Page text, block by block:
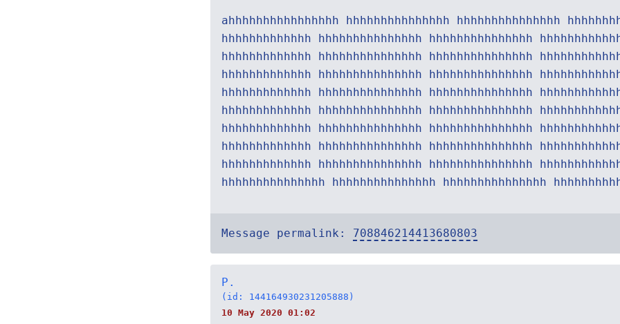
ahhhhhhhhhhhhhhhh hhhhhhhhhhhhhhh hhhhhhhhhhhhhhh
hhhhhhhhhhhhh hhhhhhhhhhhhhhh hhhhhhhhhhhhhhh
hhhhhhhhhhhhh hhhhhhhhhhhhhhh hhhhhhhhhhhhhhh
hhhhhhhhhhhhh hhhhhhhhhhhhhhh hhhhhhhhhhhhhhh
hhhhhhhhhhhhh hhhhhhhhhhhhhhh hhhhhhhhhhhhhhh
hhhhhhhhhhhhh hhhhhhhhhhhhhhh hhhhhhhhhhhhhhh
hhhhhhhhhhhhh hhhhhhhhhhhhhhh hhhhhhhhhhhhhhh
hhhhhhhhhhhhh hhhhhhhhhhhhhhh hhhhhhhhhhhhhhh
hhhhhhhhhhhhh hhhhhhhhhhhhhhh hhhhhhhhhhhhhhh
hhhhhhhhhhhhhhh hhhhhhhhhhhhhhh hhhhhhhhhhhhhhh
Message permalink: 708846214413680803
P.
(id: 144164930231205888)
10 May 2020 01:02